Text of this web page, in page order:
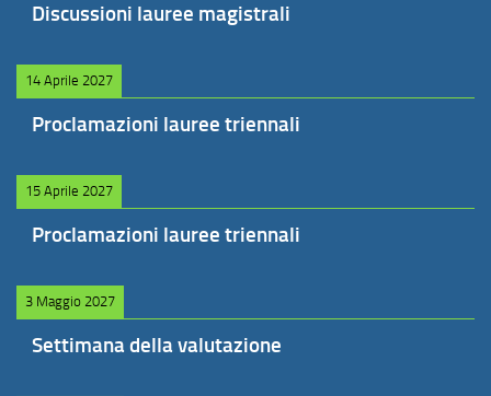
Discussioni lauree magistrali
14 Aprile 2027
Proclamazioni lauree triennali
15 Aprile 2027
Proclamazioni lauree triennali
3 Maggio 2027
Settimana della valutazione